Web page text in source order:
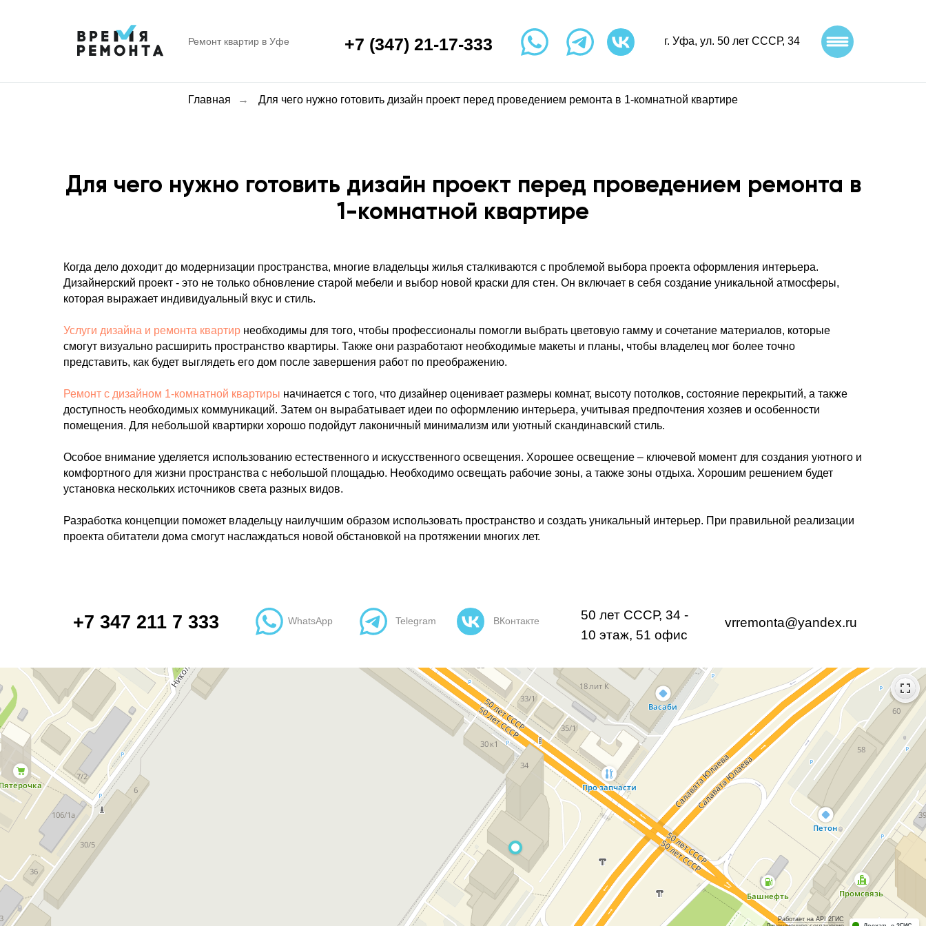
Ремонт квартир в Уфе +7 (347) 21-17-333 г. Уфа, ул. 50 лет СССР, 34​
Главная → Для чего нужно готовить дизайн проект перед проведением ремонта в 1-комнатной квартире
Для чего нужно готовить дизайн проект перед проведением ремонта в
1-комнатной квартире
Когда дело доходит до модернизации пространства, многие владельцы жилья сталкиваются с проблемой выбора проекта оформления интерьера.
Дизайнерский проект - это не только обновление старой мебели и выбор новой краски для стен. Он включает в себя создание уникальной атмосферы,
которая выражает индивидуальный вкус и стиль.
Услуги дизайна и ремонта квартир необходимы для того, чтобы профессионалы помогли выбрать цветовую гамму и сочетание материалов, которые
смогут визуально расширить пространство квартиры. Также они разработают необходимые макеты и планы, чтобы владелец мог более точно
представить, как будет выглядеть его дом после завершения работ по преображению.
Ремонт с дизайном 1-комнатной квартиры начинается с того, что дизайнер оценивает размеры комнат, высоту потолков, состояние перекрытий, а также
доступность необходимых коммуникаций. Затем он вырабатывает идеи по оформлению интерьера, учитывая предпочтения хозяев и особенности
помещения. Для небольшой квартирки хорошо подойдут лаконичный минимализм или уютный скандинавский стиль.
Особое внимание уделяется использованию естественного и искусственного освещения. Хорошее освещение – ключевой момент для создания уютного и
комфортного для жизни пространства с небольшой площадью. Необходимо освещать рабочие зоны, а также зоны отдыха. Хорошим решением будет
установка нескольких источников света разных видов.
Разработка концепции поможет владельцу наилучшим образом использовать пространство и создать уникальный интерьер. При правильной реализации
проекта обитатели дома смогут наслаждаться новой обстановкой на протяжении многих лет.
vrremonta@yandex.ru
+7 347 211 7 333
50 лет СССР, 34​ -
10 этаж, 51 офис
ВКонтакте
WhatsApp Telegram